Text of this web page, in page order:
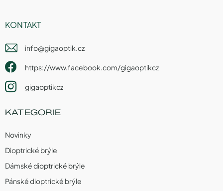
KONTAKT
info@gigaoptik.cz
https://www.facebook.com/gigaoptikcz
gigaoptikcz
KATEGORIE
Novinky
Dioptrické brýle
Dámské dioptrické brýle
Pánské dioptrické brýle